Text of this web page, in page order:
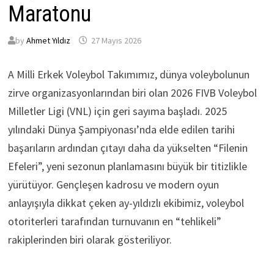
Maratonu
by Ahmet Yıldız 27 Mayıs 2026
A Milli Erkek Voleybol Takımımız, dünya voleybolunun
zirve organizasyonlarından biri olan 2026 FIVB Voleybol
Milletler Ligi (VNL) için geri sayıma başladı. 2025
yılındaki Dünya Şampiyonası’nda elde edilen tarihi
başarıların ardından çıtayı daha da yükselten “Filenin
Efeleri”, yeni sezonun planlamasını büyük bir titizlikle
yürütüyor. Gençleşen kadrosu ve modern oyun
anlayışıyla dikkat çeken ay-yıldızlı ekibimiz, voleybol
otoriterleri tarafından turnuvanın en “tehlikeli”
rakiplerinden biri olarak gösteriliyor.